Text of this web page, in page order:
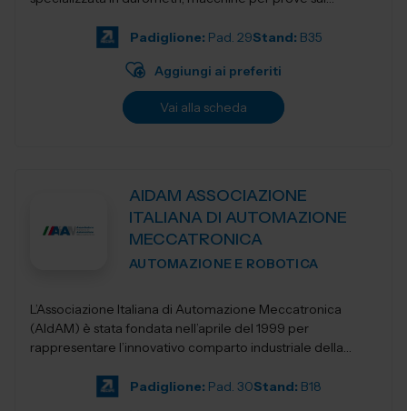
Padiglione: Pad. 29Stand: B35
Aggiungi ai preferiti
Vai alla scheda
AIDAM ASSOCIAZIONE
ITALIANA DI AUTOMAZIONE
MECCATRONICA
AUTOMAZIONE E ROBOTICA
L’Associazione Italiana di Automazione Meccatronica
(AIdAM) è stata fondata nell’aprile del 1999 per
rappresentare l’innovativo comparto industriale della
Padiglione: Pad. 30Stand: B18